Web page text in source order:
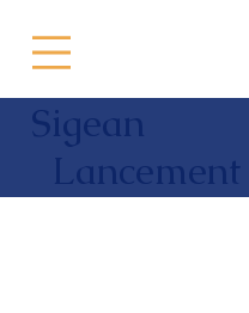
Sigean